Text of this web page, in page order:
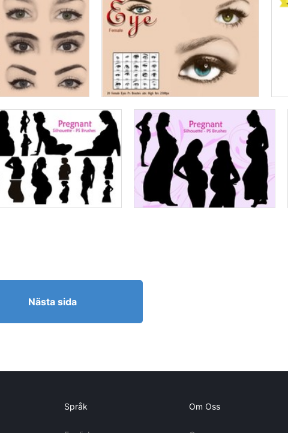
Nästa sida
Språk Om Oss